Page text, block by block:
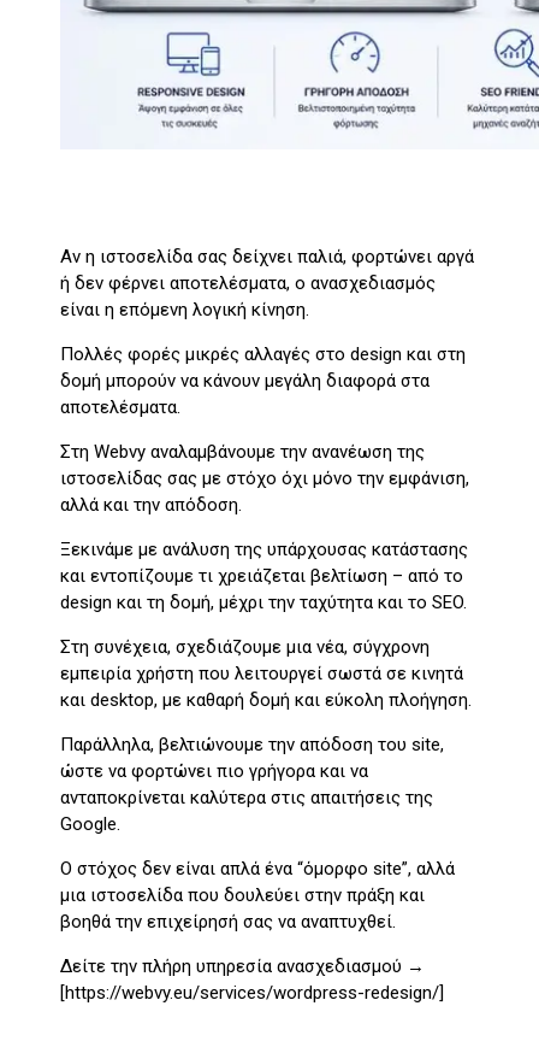
Αν η ιστοσελίδα σας δείχνει παλιά, φορτώνει αργά
ή δεν φέρνει αποτελέσματα, ο ανασχεδιασμός
είναι η επόμενη λογική κίνηση.
Πολλές φορές μικρές αλλαγές στο design και στη
δομή μπορούν να κάνουν μεγάλη διαφορά στα
αποτελέσματα.
Στη Webvy αναλαμβάνουμε την ανανέωση της
ιστοσελίδας σας με στόχο όχι μόνο την εμφάνιση,
αλλά και την απόδοση.
Ξεκινάμε με ανάλυση της υπάρχουσας κατάστασης
και εντοπίζουμε τι χρειάζεται βελτίωση – από το
design και τη δομή, μέχρι την ταχύτητα και το SEO.
Στη συνέχεια, σχεδιάζουμε μια νέα, σύγχρονη
εμπειρία χρήστη που λειτουργεί σωστά σε κινητά
και desktop, με καθαρή δομή και εύκολη πλοήγηση.
Παράλληλα, βελτιώνουμε την απόδοση του site,
ώστε να φορτώνει πιο γρήγορα και να
ανταποκρίνεται καλύτερα στις απαιτήσεις της
Google.
Ο στόχος δεν είναι απλά ένα “όμορφο site”, αλλά
μια ιστοσελίδα που δουλεύει στην πράξη και
βοηθά την επιχείρησή σας να αναπτυχθεί.
Δείτε την πλήρη υπηρεσία ανασχεδιασμού →
[https://webvy.eu/services/wordpress-redesign/]